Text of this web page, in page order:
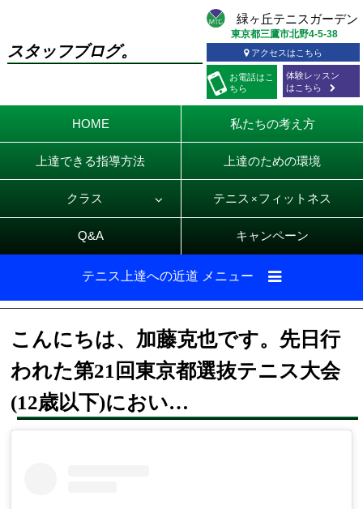
スタッフブログ。
お電話はこ
ちら
東京都三鷹市北野4-5-38
アクセスはこちら
体験レッスン
はこちら
HOME 私たちの考え方
上達できる指導方法 上達のための環境
クラス テニス × フィットネス
Q&A キャンペーン
テニス上達への近道 メニュー
こんにちは、加藤克也です。先日行
われた第21回東京都選抜テニス大会
(12歳以下)におい…